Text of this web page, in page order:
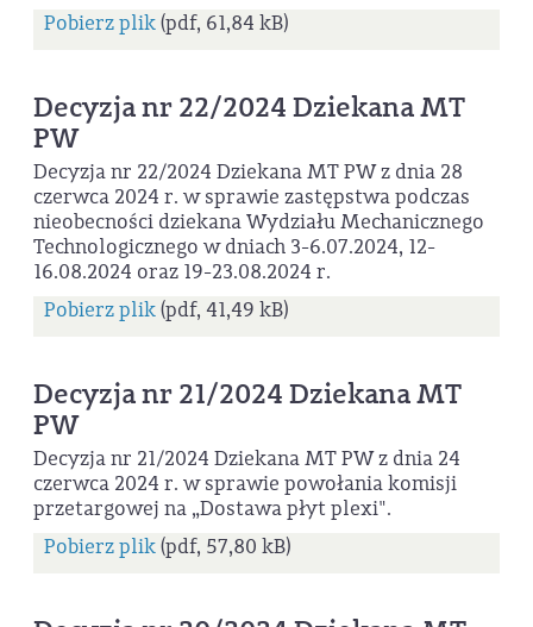
Pobierz plik(pdf, 61,84 kB)
Decyzja nr 22/2024 Dziekana MT
PW
Decyzja nr 22/2024 Dziekana MT PW z dnia 28
czerwca 2024 r. w sprawie zastępstwa podczas
nieobecności dziekana Wydziału Mechanicznego
Technologicznego w dniach 3-6.07.2024, 12-
16.08.2024 oraz 19-23.08.2024 r.
Pobierz plik(pdf, 41,49 kB)
Decyzja nr 21/2024 Dziekana MT
PW
Decyzja nr 21/2024 Dziekana MT PW z dnia 24
czerwca 2024 r. w sprawie powołania komisji
przetargowej na „Dostawa płyt plexi".
Pobierz plik(pdf, 57,80 kB)